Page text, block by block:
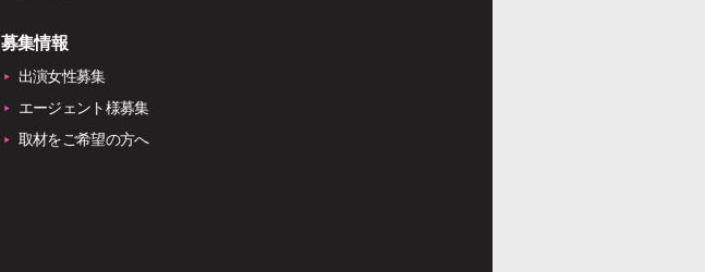
募集情報
出演女性募集
エージェント様募集
取材をご希望の方へ